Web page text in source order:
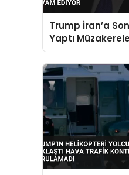
Trump İran’a
Yaptı
Ediyor